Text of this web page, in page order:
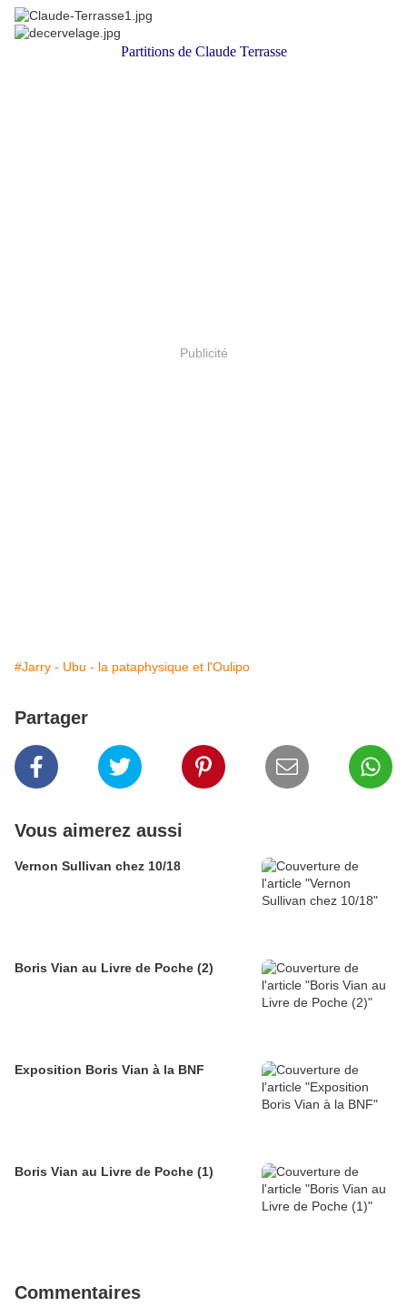
Partitions de Claude Terrasse
Publicité
#Jarry - Ubu - la pataphysique et l'Oulipo
Partager
Vous aimerez aussi
Vernon Sullivan chez 10/18
Boris Vian au Livre de Poche (2)
Exposition Boris Vian à la BNF
Boris Vian au Livre de Poche (1)
Commentaires